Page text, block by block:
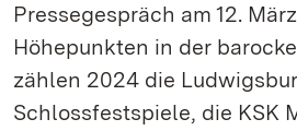
Pressegespräch am 12.
Höhepunkten in der
zählen 2024 die
Schlossfestspiele, die KSK